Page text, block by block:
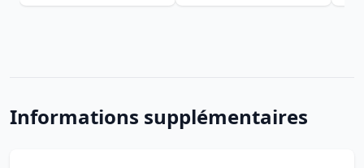
Informations supplémentaires